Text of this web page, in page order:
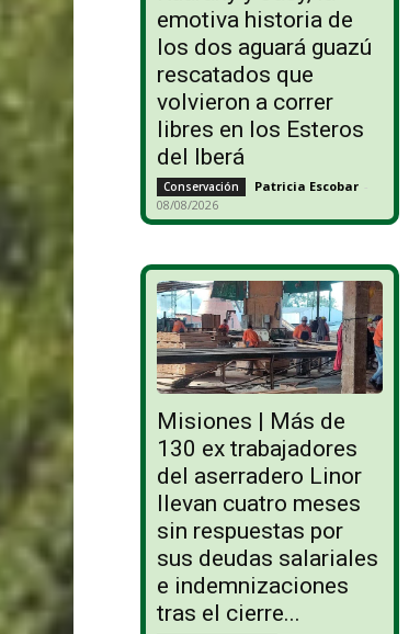
emotiva historia de
los dos aguará guazú
rescatados que
volvieron a correr
libres en los Esteros
del Iberá
Conservación Patricia Escobar -
08/08/2026
Misiones | Más de
130 ex trabajadores
del aserradero Linor
llevan cuatro meses
sin respuestas por
sus deudas salariales
e indemnizaciones
tras el cierre...